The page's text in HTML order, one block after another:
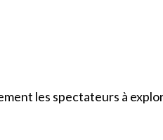
les spectateurs à